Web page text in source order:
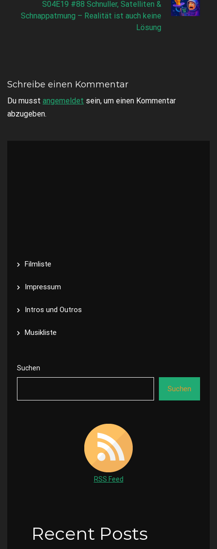
S04E19 #88 Schnuller, Satelliten &
Schnappatmung – Realität ist auch keine
Lösung
Schreibe einen Kommentar
Du musst angemeldet sein, um einen Kommentar
abzugeben.
Filmliste
Impressum
Intros und Outros
Musikliste
Suchen
Suchen
RSS Feed
Recent Posts